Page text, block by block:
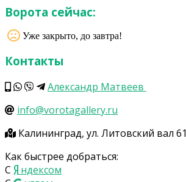
Ворота сейчас:
Уже закрыто, до завтра!
Контакты
Александр Матвеев
info@vorotagallery.ru
Калининград, ул. Литовский вал 61
Как быстрее добраться:
С
ндексом